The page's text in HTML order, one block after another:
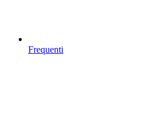
Frequenti